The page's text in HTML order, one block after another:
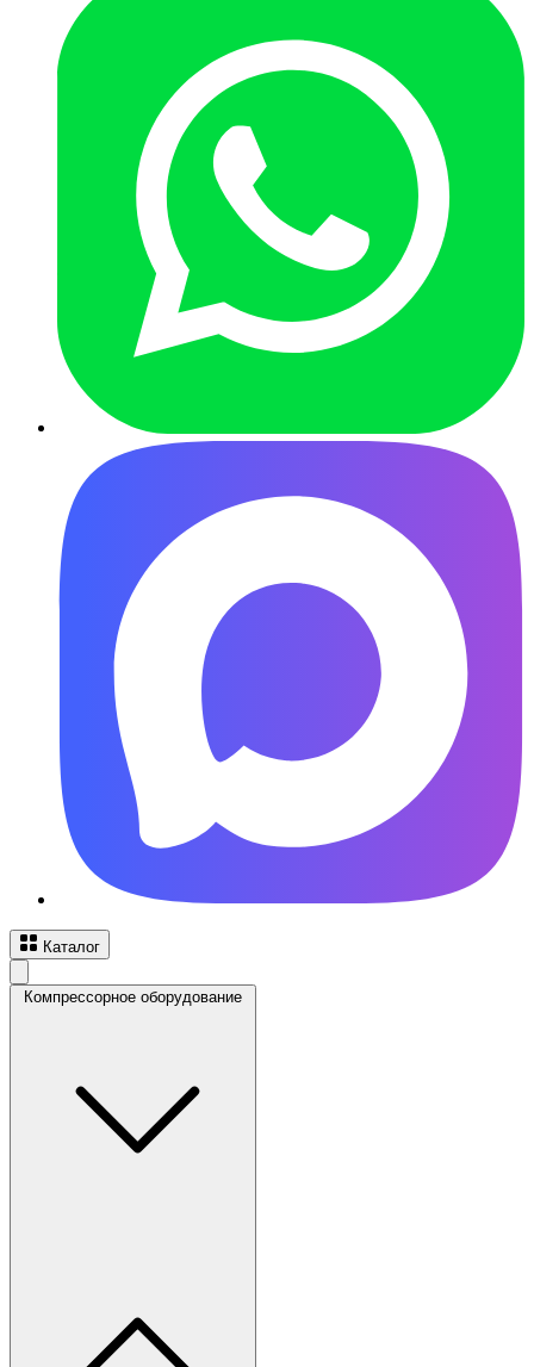
Каталог
Компрессорное оборудование